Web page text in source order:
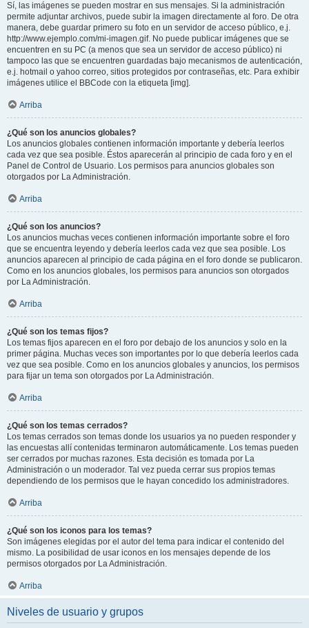
Sí, las imágenes se pueden mostrar en sus mensajes. Si la administración
permite adjuntar archivos, puede subir la imagen directamente al foro. De otra
manera, debe guardar primero su foto en un servidor de acceso público, e.j.
http://www.ejemplo.com/mi-imagen.gif. No puede publicar imágenes que se
encuentren en su PC (a menos que sea un servidor de acceso público) ni
tampoco las que se encuentren guardadas bajo mecanismos de autenticación,
e.j. hotmail o yahoo correo, sitios protegidos por contraseñas, etc. Para exhibir
imágenes utilice el BBCode con la etiqueta [img].
Arriba
¿Qué son los anuncios globales?
Los anuncios globales contienen información importante y debería leerlos
cada vez que sea posible. Éstos aparecerán al principio de cada foro y en el
Panel de Control de Usuario. Los permisos para anuncios globales son
otorgados por La Administración.
Arriba
¿Qué son los anuncios?
Los anuncios muchas veces contienen información importante sobre el foro
que se encuentra leyendo y debería leerlos cada vez que sea posible. Los
anuncios aparecen al principio de cada página en el foro donde se publicaron.
Como en los anuncios globales, los permisos para anuncios son otorgados
por La Administración.
Arriba
¿Qué son los temas fijos?
Los temas fijos aparecen en el foro por debajo de los anuncios y solo en la
primer página. Muchas veces son importantes por lo que debería leerlos cada
vez que sea posible. Como en los anuncios globales y anuncios, los permisos
para fijar un tema son otorgados por La Administración.
Arriba
¿Qué son los temas cerrados?
Los temas cerrados son temas donde los usuarios ya no pueden responder y
las encuestas allí contenidas terminaron automáticamente. Los temas pueden
ser cerrados por muchas razones. Esta decisión es tomada por La
Administración o un moderador. Tal vez pueda cerrar sus propios temas
dependiendo de los permisos que le hayan concedido los administradores.
Arriba
¿Qué son los iconos para los temas?
Son imágenes elegidas por el autor del tema para indicar el contenido del
mismo. La posibilidad de usar iconos en los mensajes depende de los
permisos otorgados por La Administración.
Arriba
Niveles de usuario y grupos